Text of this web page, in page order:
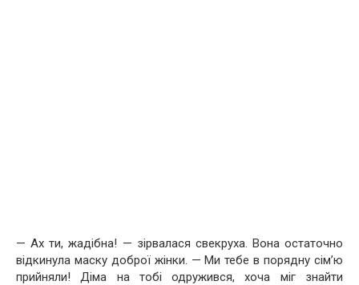
— Ах ти, жадібна! — зірвалася свекруха. Вона остаточно
відкинула маску доброї жінки. — Ми тебе в порядну сім’ю
прийняли! Діма на тобі одружився, хоча міг знайти